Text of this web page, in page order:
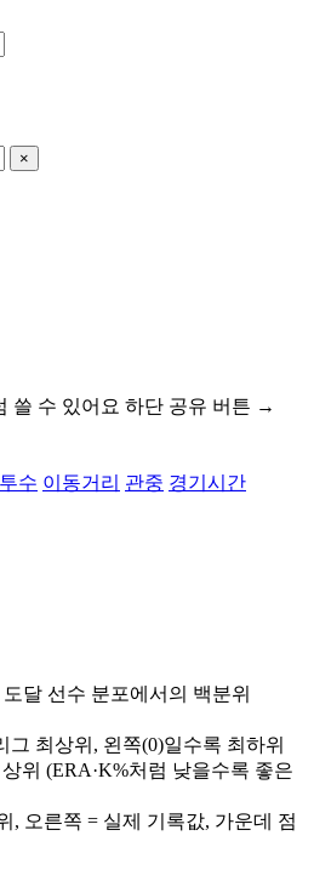
×
쓸 수 있어요 하단 공유 버튼 →
투수 이동거리 관중 경기시간
달 선수 분포에서의 백분위
그 최상위, 왼쪽(0)일수록 최하위
위 (ERA·K%처럼 낮을수록 좋은
, 오른쪽 = 실제 기록값, 가운데 점